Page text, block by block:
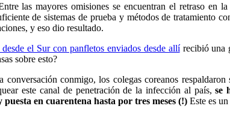
las mayores omisiones se encuentran el retraso en
de sistemas de prueba y métodos de tratamiento
y eso dio resultado.
el Sur con panfletos enviados desde allírecibió una
sobre esto?
conmigo, los colegas coreanos
este canal de penetración de la infección al país, se
en cuarentena hasta por tres meses (!) Este es